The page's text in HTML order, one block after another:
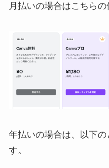
月払いの場合はこちらの
年払いの場合は、以下
す。